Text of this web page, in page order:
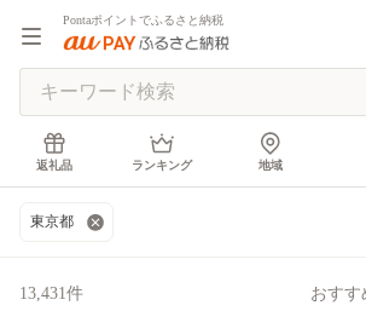
Pontaポイントでふるさと納税
返礼品 ランキング 地域
東京都
13,431件